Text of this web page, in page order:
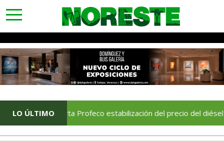
toggle
navigation
LO ÚLTIMO
Reporta Profeco estabilización del precio del diésel en